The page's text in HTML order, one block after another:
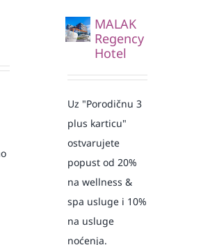
MALAK
Regency
Hotel
Uz "Porodičnu 3
plus karticu"
ostvarujete
popust od 20%
na wellness &
spa usluge i 10%
na usluge
noćenja.